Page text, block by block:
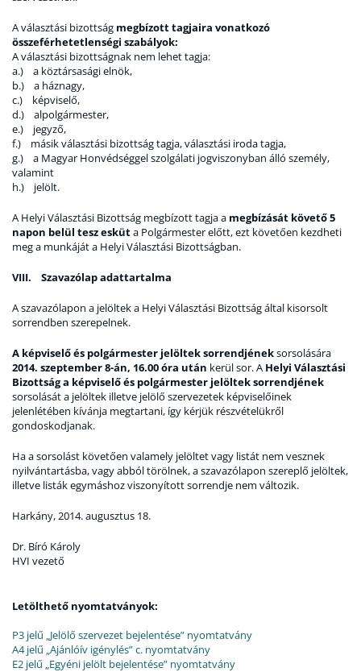
A választási bizottság megbízott tagjaira vonatkozó
összeférhetetlenségi szabályok:
A választási bizottságnak nem lehet tagja:
a.) a köztársasági elnök,
b.) a háznagy,
c.) képviselő,
d.) alpolgármester,
e.) jegyző,
f.) másik választási bizottság tagja, választási iroda tagja,
g.) a Magyar Honvédséggel szolgálati jogviszonyban álló személy,
valamint
h.) jelölt.
A Helyi Választási Bizottság megbízott tagja a megbízását követő 5
napon belül tesz esküta Polgármester előtt, ezt követően kezdheti
meg a munkáját a Helyi Választási Bizottságban.
VIII. Szavazólap adattartalma
A szavazólapon a jelöltek a Helyi Választási Bizottság által kisorsolt
sorrendben szerepelnek.
A képviselő és polgármester jelöltek sorrendjéneksorsolására
2014. szeptember 8-án, 16.00 óra után kerül sor. A Helyi Választási
Bizottság a képviselő és polgármester jelöltek sorrendjének
sorsolását a jelöltek illetve jelölő szervezetek képviselőinek
jelenlétében kívánja megtartani, így kérjük részvételükről
gondoskodjanak.
Ha a sorsolást követően valamely jelöltet vagy listát nem vesznek
nyilvántartásba, vagy abból törölnek, a szavazólapon szereplő jelöltek,
illetve listák egymáshoz viszonyított sorrendje nem változik.
Harkány, 2014. augusztus 18.
Dr. Bíró Károly
HVI vezető
Letölthető nyomtatványok:
P3 jelű „Jelölő szervezet bejelentése” nyomtatvány
A4 jelű „Ajánlóív igénylés” c. nyomtatvány
E2 jelű „Egyéni jelölt bejelentése” nyomtatvány